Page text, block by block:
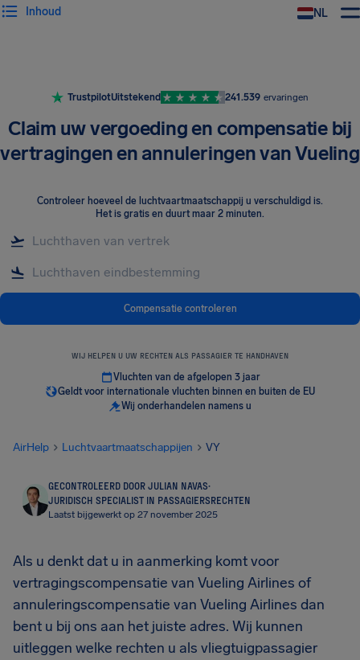
NL
Inhoud
TrustpilotUitstekend 241.539 ervaringen
Claim uw vergoeding en compensatie bij
vertragingen en annuleringen van Vueling
Controleer hoeveel de luchtvaartmaatschappij u verschuldigd is.
Het is gratis en duurt maar 2 minuten.
Compensatie controleren
WIJ HELPEN U UW RECHTEN ALS PASSAGIER TE HANDHAVEN
Vluchten van de afgelopen 3 jaar
Geldt voor internationale vluchten binnen en buiten de EU
Wij onderhandelen namens u
AirHelp Luchtvaartmaatschappijen VY
GECONTROLEERD DOOR JULIAN NAVAS·
JURIDISCH SPECIALIST IN PASSAGIERSRECHTEN
Laatst bijgewerkt op 27 november 2025
Als u denkt dat u in aanmerking komt voor
vertragingscompensatie van Vueling Airlines of
annuleringscompensatie van Vueling Airlines dan
bent u bij ons aan het juiste adres. Wij kunnen
uitleggen welke rechten u als vliegtuigpassagier